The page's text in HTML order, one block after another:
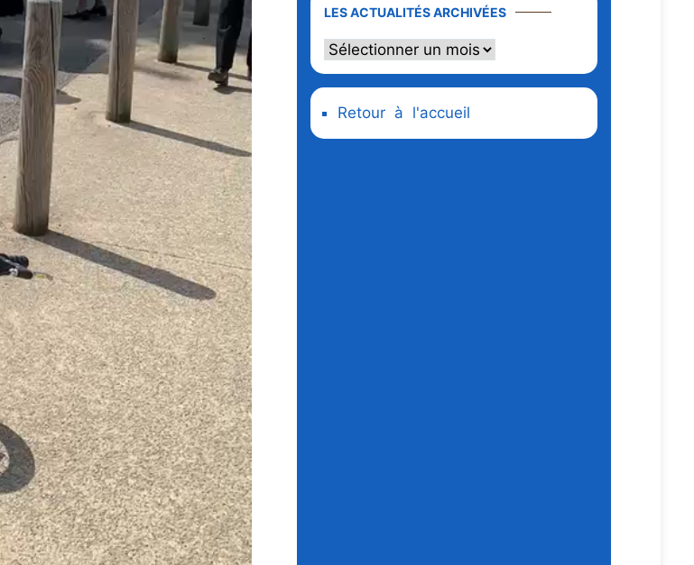
LES ACTUALITÉS ARCHIVÉES
Retour à l'accueil